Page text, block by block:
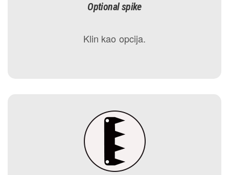
Optional spike
Klin kao opcija.